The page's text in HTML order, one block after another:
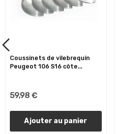
Coussinets de vilebrequin
Peugeot 106 S16 côte...
59,98 €
Ajouter au panier